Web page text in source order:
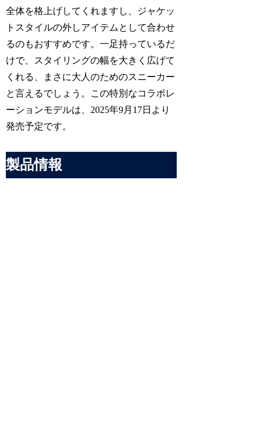
全体を格上げしてくれますし、ジャケッ
トスタイルの外しアイテムとして合わせ
るのもおすすめです。一足持っているだ
けで、スタイリングの幅を大きく広げて
くれる、まさに大人のためのスニーカー
と言えるでしょう。この特別なコラボレ
ーションモデルは、2025年9月17日より
発売予定です。
製品情報